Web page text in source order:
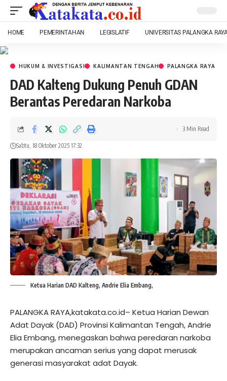
HOME PEMERINTAHAN LEGISLATIF UNIVERSITAS PALANGKA
HUKUM & INVESTIGASI KALIMANTAN TENGAH PALANGKA RAYA
DAD Kalteng Dukung Penuh GDAN
Berantas Peredaran Narkoba
Sabtu, 18 Oktober 2025 17:32
3 Min Read
Ketua Harian DAD Kalteng, Andrie Elia Embang,
PALANGKA RAYA,katakata.co.id– Ketua Harian Dewan
Adat Dayak (DAD) Provinsi Kalimantan Tengah, Andrie
Elia Embang, menegaskan bahwa peredaran narkoba
merupakan ancaman serius yang dapat merusak
generasi masyarakat adat Dayak.